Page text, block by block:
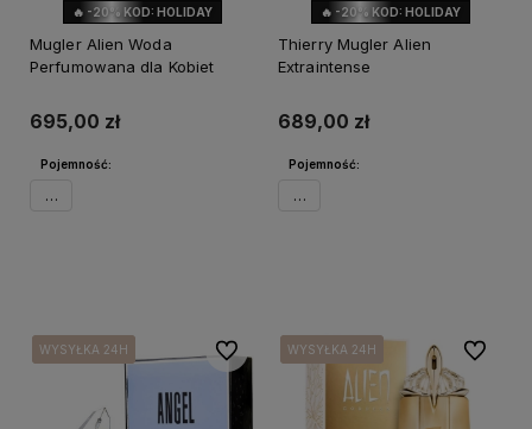
🔥 -20% KOD: HOLIDAY
Mugler Alien Woda
Perfumowana dla Kobiet
695,00 zł
Pojemność:
90ml
🔥 -20% KOD: HOLIDAY
Thierry Mugler Alien
Extraintense
689,00 zł
Pojemność:
90ml
WYSYŁKA 24H
WYSYŁKA 24H
WYSYŁKA 24H Do ulubionychWYSYŁKA 24H
WYSYŁKA 24H
WYSYŁKA 24H Do